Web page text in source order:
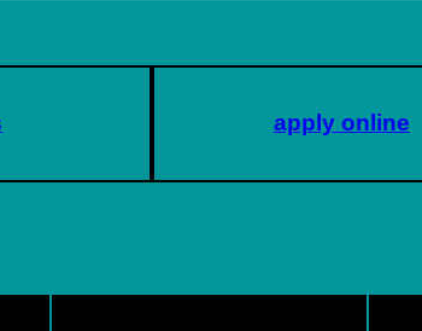
apply online